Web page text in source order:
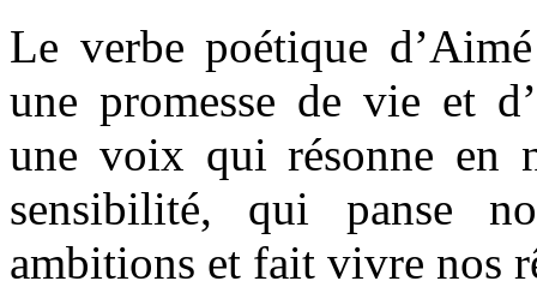
Le verbe poétique
une promesse de vie et
une voix qui résonne en
sensibilité, qui panse
ambitions et fait vivre nos